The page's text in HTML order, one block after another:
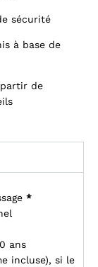
sécurité
à base de
de
*
ans
incluse), si le